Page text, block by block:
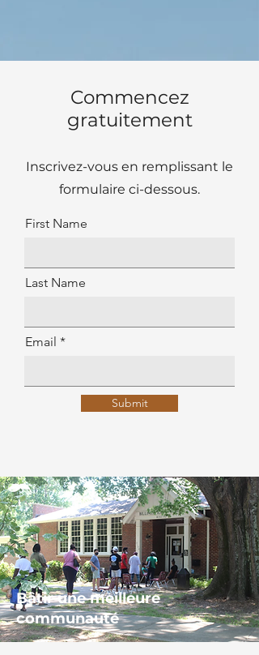
Commencez
gratuitement
Inscrivez-vous en remplissant le
formulaire ci-dessous.
First Name
Last Name
Email
Submit
Bâtirune meilleure
communauté